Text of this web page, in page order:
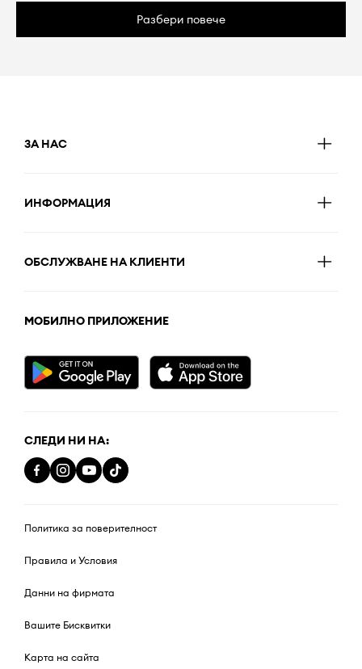
Разбери повече
ЗА НАС
ИНФОРМАЦИЯ
ОБСЛУЖВАНЕ НА КЛИЕНТИ
МОБИЛНО ПРИЛОЖЕНИЕ
СЛЕДИ НИ НА:
Политика за поверителност
Правила и Условия
Данни на фирмата
Вашите Бисквитки
Карта на сайта